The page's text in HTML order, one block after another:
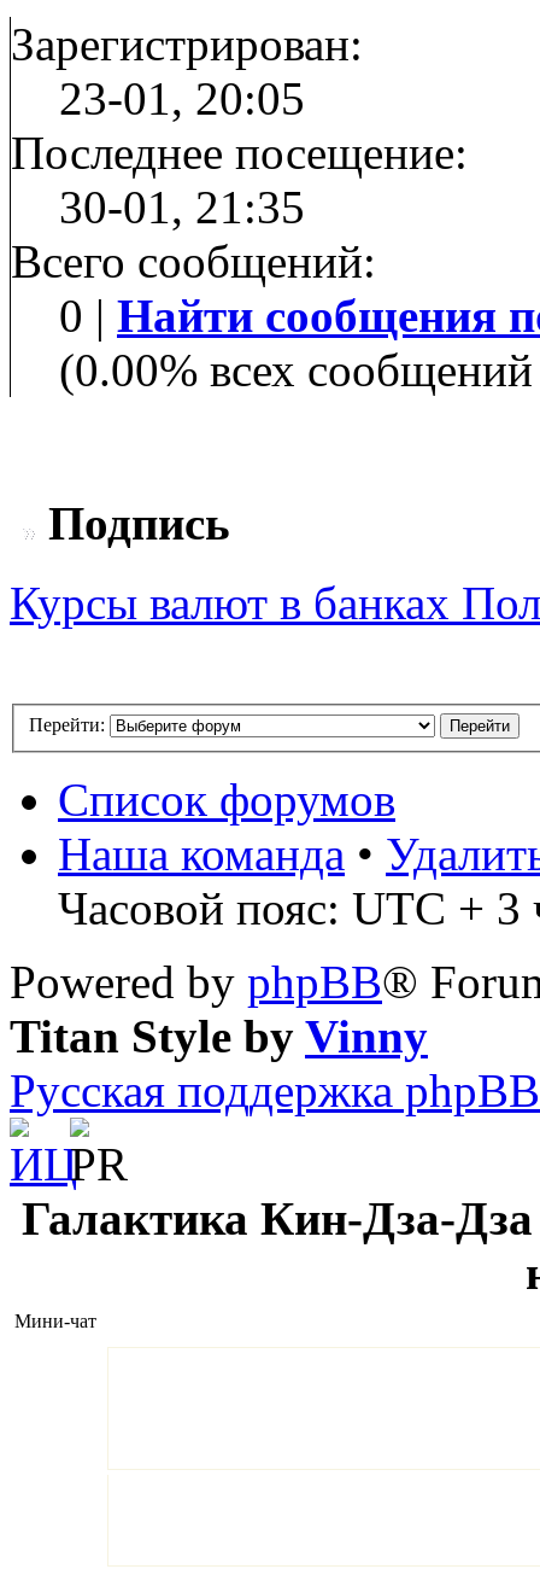
Зарегистрирован:
23-01, 20:05
Последнее посещение:
30-01, 21:35
Всего сообщений:
0 | Найти сообщения
(0.00% всех
Подпись
Курсы валют в банках
Перейти:
Список форумов
Наша команда •
Часовой пояс: UTC + 3
Powered by phpBB®
Titan Style by Vinny
Русская поддержка phpBB
Галактика Кин-Дза-Дза
Мини-чат